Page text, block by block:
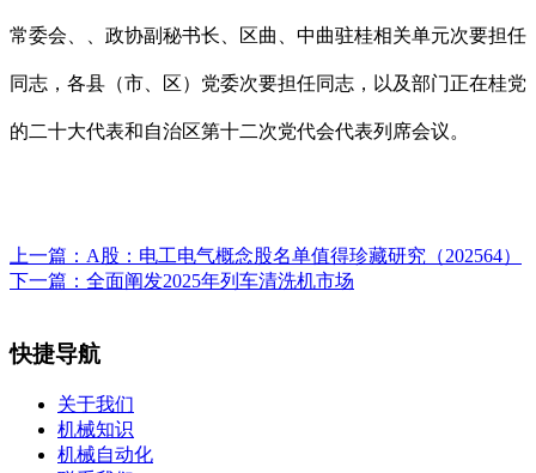
常委会、、政协副秘书长、区曲、中曲驻桂相关单元次要担任
同志，各县（市、区）党委次要担任同志，以及部门正在桂党
的二十大代表和自治区第十二次党代会代表列席会议。
上一篇： A股：电工电气概念股名单值得珍藏研究（202564）
下一篇： 全面阐发2025年列车清洗机市场
快捷导航
关于我们
机械知识
机械自动化